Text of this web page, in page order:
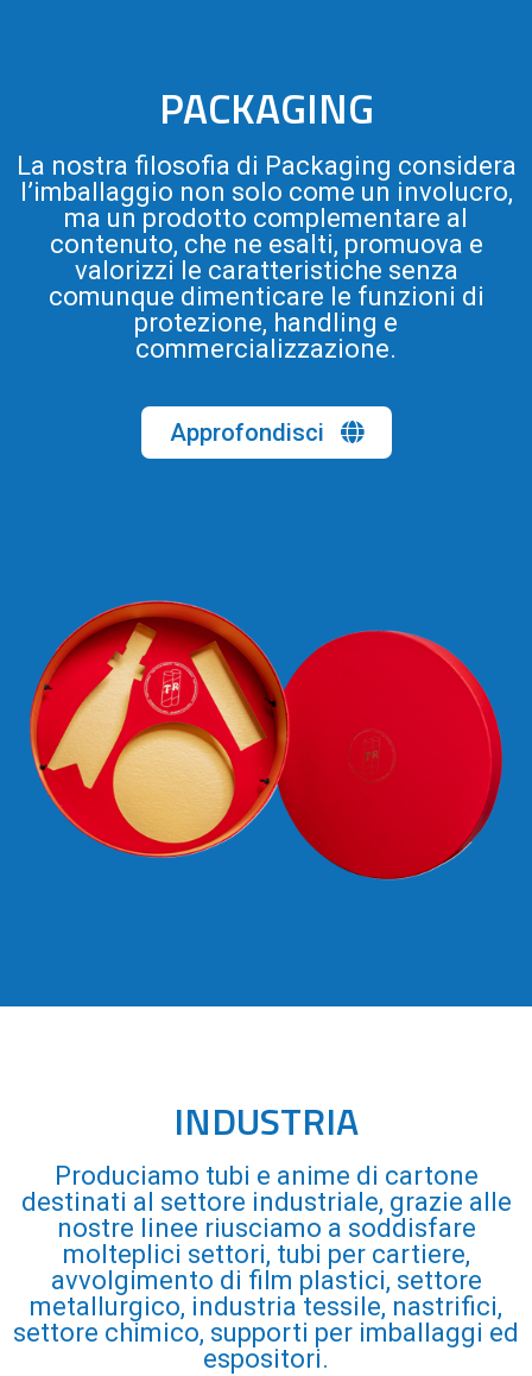
PACKAGING
La nostra filosofia di Packaging considera
l’imballaggio non solo come un involucro,
ma un prodotto complementare al
contenuto, che ne esalti, promuova e
valorizzi le caratteristiche senza
comunque dimenticare le funzioni di
protezione, handling e
commercializzazione.
Approfondisci
INDUSTRIA
Produciamo tubi e anime di cartone
destinati al settore industriale, grazie alle
nostre linee riusciamo a soddisfare
molteplici settori, tubi per cartiere,
avvolgimento di film plastici, settore
metallurgico, industria tessile, nastrifici,
settore chimico, supporti per imballaggi ed
espositori.